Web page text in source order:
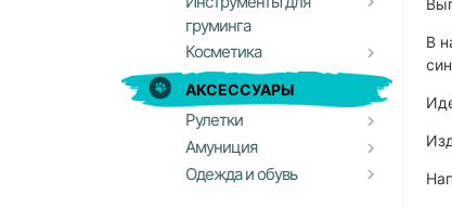
груминга
Косметика
АКСЕССУАРЫ
Рулетки
Амуниция
Одежда и обувь
В